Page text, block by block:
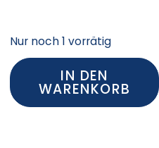
Nur noch 1 vorrätig
IN DEN
WARENKORB